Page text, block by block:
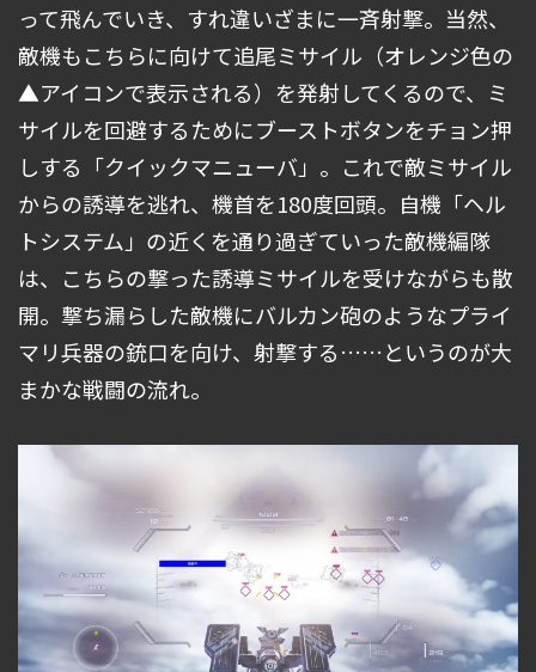
って飛んでいき、すれ違いざまに一斉射撃。当然、
敵機もこちらに向けて追尾ミサイル（オレンジ色の
▲アイコンで表示される）を発射してくるので、ミ
サイルを回避するためにブーストボタンをチョン押
しする「クイックマニューバ」。これで敵ミサイル
からの誘導を逃れ、機首を180度回頭。自機「ヘル
トシステム」の近くを通り過ぎていった敵機編隊
は、こちらの撃った誘導ミサイルを受けながらも散
開。撃ち漏らした敵機にバルカン砲のようなプライ
マリ兵器の銃口を向け、射撃する……というのが大
まかな戦闘の流れ。